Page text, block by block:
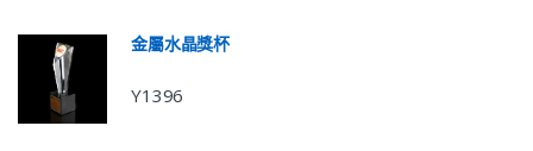
金屬水晶獎杯
Y1396